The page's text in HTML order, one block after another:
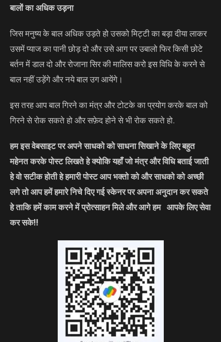
बालों का अधिक उड़ना
जिस मनुष्य के बाल अधिक उड़ते हो उसको मिट्टी का बड़ा दीया लाकर
उसमें प्याज का पानी छोड़ दो और उसे आग पर उबालो फिर किसी छोटे
बर्तन में डाल दो और रोजाना सिर की मालिस करो इस विधि के करने से
बाल नहीं उड़ेंगे और नये बाल उग आयेंगे।
इस तरह आप बाल गिरने का मंत्र और टोटके का प्रयोग करके बाल को
गिरने से रोक सकते हो और सफ़ेद होने से भी रोक सकते हो.
हम इस वेबसाइट पर अपने साधको को साधना सिखाने के लिए बहुत
महेनत करके पोस्ट लिखते हे क्योकि यहाँ जो मंत्र और विधि बताई जाती
हे वो सटीक होती हे हमारी पोस्ट आप भक्तो को और साधको को अच्छी
लगे तो आप हमें हमारे निचे दिए गई स्केनर पर अपना अनुदान कर सकते
हे ताकि हमें काम करने में प्रोत्साहन मिले और आगे हम आपके लिए सेवा
कर सके!!